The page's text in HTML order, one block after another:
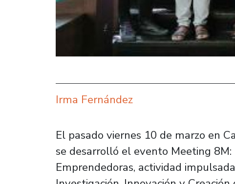
Irma Fernández
El pasado viernes 10 de marzo en
se desarrolló el evento Meeting
Emprendedoras, actividad